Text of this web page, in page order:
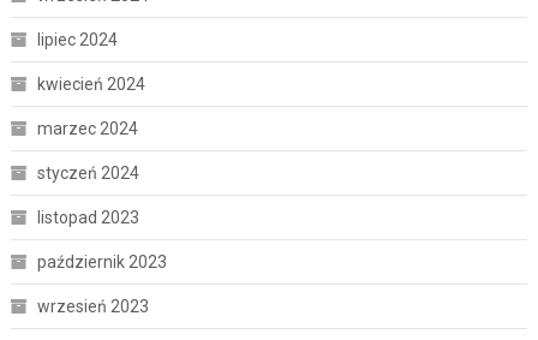
lipiec 2024
kwiecień 2024
marzec 2024
styczeń 2024
listopad 2023
październik 2023
wrzesień 2023